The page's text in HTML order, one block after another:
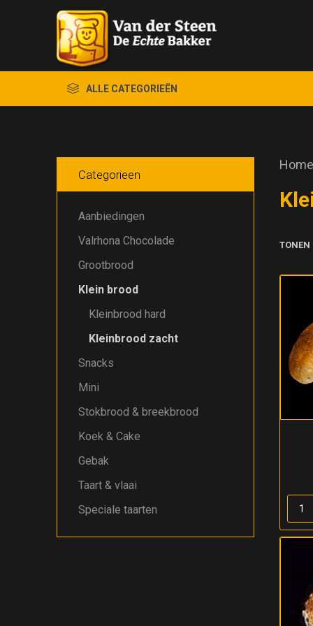
ALLE CATEGORIEËN
Home
TONEN
Categorieen
Aanbiedingen
Valrhona Chocolade
Grootbrood
Klein brood
Kleinbrood hard
Kleinbrood zacht
Snacks
Mini
Stokbrood & breekbrood
Koek & Cake
Gebak
Taart & vlaai
Speciale taarten